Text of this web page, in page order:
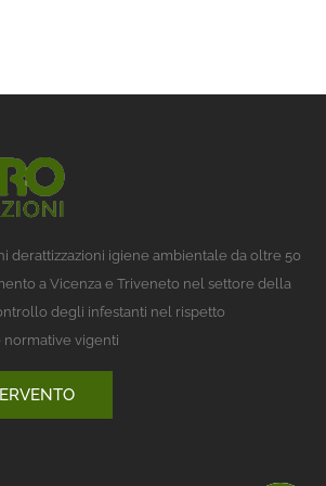
derattizzazioni igiene ambientale da oltre 50
a Vicenza e Triveneto nel settore della
degli infestanti nel rispetto
normative vigenti